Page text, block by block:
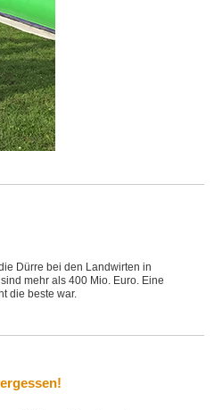
Dürre bei den Landwirten in
mehr als 400 Mio. Euro. Eine
die beste war.